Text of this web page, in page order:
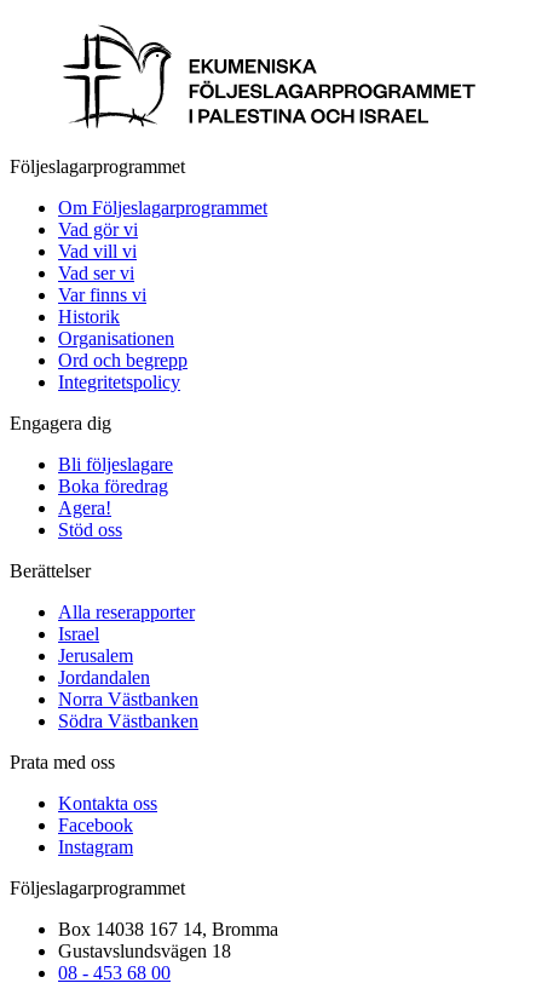
Följeslagarprogrammet
Om Följeslagarprogrammet
Vad gör vi
Vad vill vi
Vad ser vi
Var finns vi
Historik
Organisationen
Ord och begrepp
Integritetspolicy
Engagera dig
Bli följeslagare
Boka föredrag
Agera!
Stöd oss
Berättelser
Alla reserapporter
Israel
Jerusalem
Jordandalen
Norra Västbanken
Södra Västbanken
Prata med oss
Kontakta oss
Facebook
Instagram
Följeslagarprogrammet
Box 14038 167 14, Bromma
Gustavslundsvägen 18
08 - 453 68 00